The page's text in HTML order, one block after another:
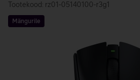
Tootekood: rz01-05140100-r3g1
Mängurile